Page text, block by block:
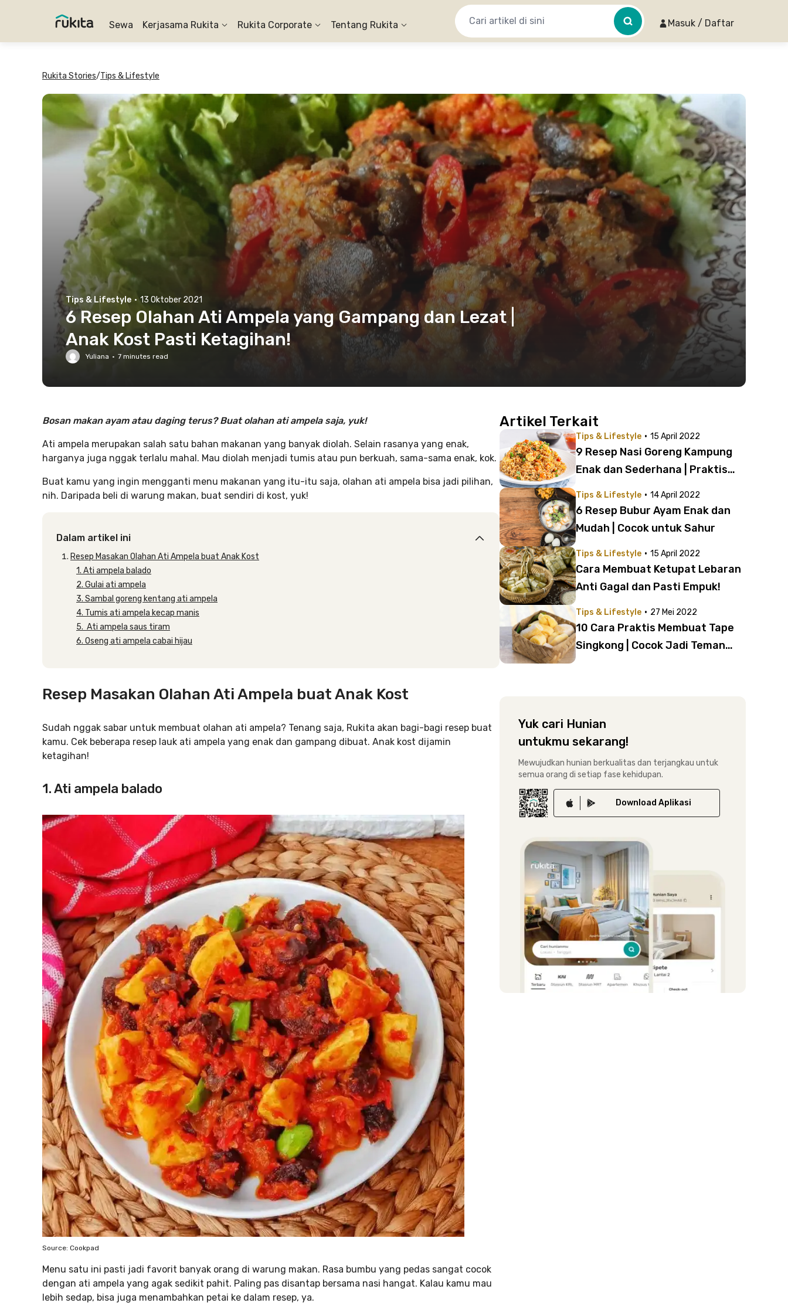
Sewa Kerjasama Rukita Rukita Corporate Tentang Rukita Masuk / Daftar
Rukita Stories/Tips & Lifestyle
Tips & Lifestyle · 13 Oktober 2021
6 Resep Olahan Ati Ampela yang Gampang dan Lezat |
Anak Kost Pasti Ketagihan!
Yuliana · 7 minutes read
Bosan makan ayam atau daging terus? Buat olahan ati ampela saja, yuk!
Ati ampela merupakan salah satu bahan makanan yang banyak diolah. Selain rasanya yang enak,
harganya juga nggak terlalu mahal. Mau diolah menjadi tumis atau pun berkuah, sama-sama enak, kok.
Buat kamu yang ingin mengganti menu makanan yang itu-itu saja, olahan ati ampela bisa jadi pilihan,
nih. Daripada beli di warung makan, buat sendiri di kost, yuk!
Dalam artikel ini
Resep Masakan Olahan Ati Ampela buat Anak Kost
1. Ati ampela balado
2. Gulai ati ampela
3. Sambal goreng kentang ati ampela
4. Tumis ati ampela kecap manis
5. Ati ampela saus tiram
6. Oseng ati ampela cabai hijau
Resep Masakan Olahan Ati Ampela buat Anak Kost
Sudah nggak sabar untuk membuat olahan ati ampela? Tenang saja, Rukita akan bagi-bagi resep buat
kamu. Cek beberapa resep lauk ati ampela yang enak dan gampang dibuat. Anak kost dijamin
ketagihan!
1. Ati ampela balado
Source: Cookpad
Menu satu ini pasti jadi favorit banyak orang di warung makan. Rasa bumbu yang pedas sangat cocok
dengan ati ampela yang agak sedikit pahit. Paling pas disantap bersama nasi hangat. Kalau kamu mau
lebih sedap, bisa juga menambahkan petai ke dalam resep, ya.
Artikel Terkait
Tips & Lifestyle · 15 April 2022
9 Resep Nasi Goreng Kampung
Enak dan Sederhana | Praktis
Tips & Lifestyle · 14 April 2022
6 Resep Bubur Ayam Enak dan
Mudah | Cocok untuk Sahur
Tips & Lifestyle · 15 April 2022
Cara Membuat Ketupat Lebaran
Anti Gagal dan Pasti Empuk!
Tips & Lifestyle · 27 Mei 2022
10 Cara Praktis Membuat Tape
Singkong | Cocok Jadi Teman
Yuk cari Hunian
untukmu sekarang!
Mewujudkan hunian berkualitas dan terjangkau untuk
semua orang di setiap fase kehidupan.
Download Aplikasi